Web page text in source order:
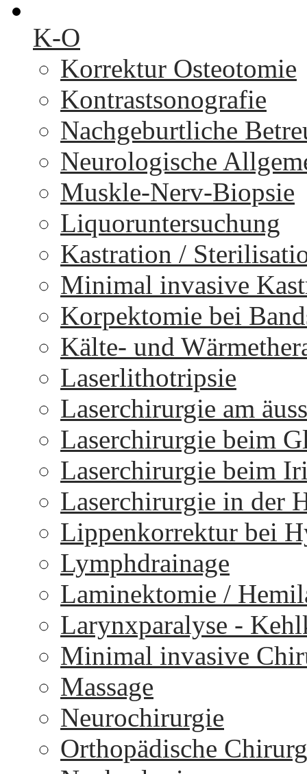
K-O
Korrektur Osteotomie
Kontrastsonografie
Nachgeburtliche
Neurologische
Muskle-Nerv-Biopsie
Liquoruntersuchung
Kastration /
Minimal invasive
Korpektomie bei
Kälte- und
Laserlithotripsie
Laserchirurgie am
Laserchirurgie beim
Laserchirurgie beim
Laserchirurgie in der
Lippenkorrektur bei
Lymphdrainage
Laminektomie /
Larynxparalyse -
Minimal invasive
Massage
Neurochirurgie
Orthopädische